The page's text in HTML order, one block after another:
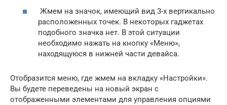
Жмем на значок, имеющий вид 3-х вертикально
расположенных точек. В некоторых гаджетах
подобного значка нет. В этой ситуации
необходимо нажать на кнопку «Меню»,
находящуюся в нижней части девайса.
Отобразится меню, где жмем на вкладку «Настройки».
Вы будете переведены на новый экран с
отображенными элементами для управления опциями